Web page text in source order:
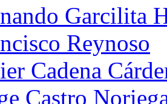
Garcilita
Reynoso
Cadena
Castro